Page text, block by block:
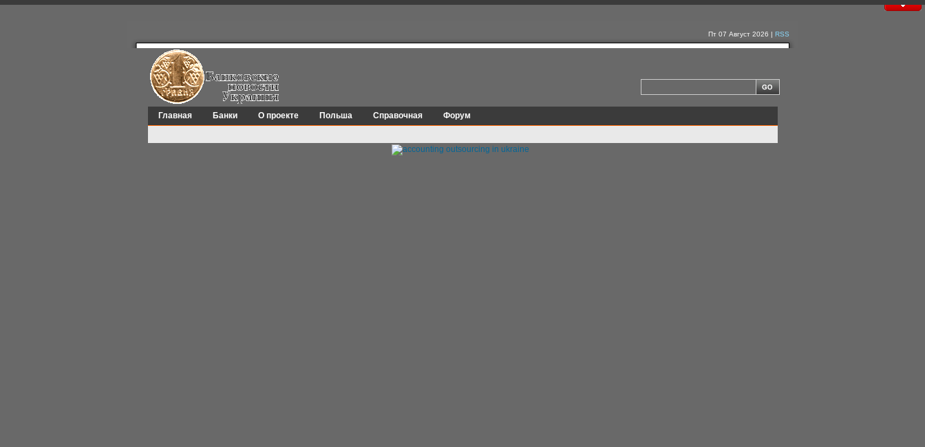
Пт 07 Август 2026 | RSS
Главная Банки О проекте Польша Справочная Форум